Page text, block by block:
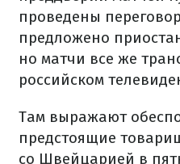
проведены
предложено
но матчи все же
российском
Там выражают
предстоящие
со Швейцарией в